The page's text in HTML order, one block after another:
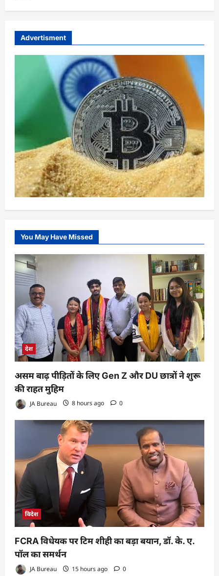
Advertisment
You May Have Missed
देश
असम बाढ़ पीड़ितों के लिए Gen Z और DU छात्रों ने शुरू
की राहत मुहिम
JA Bureau 8 hours ago 0
विदेश
FCRA विधेयक पर टिम शीही का बड़ा बयान, डॉ. के. ए.
पॉल का समर्थन
JA Bureau 15 hours ago 0